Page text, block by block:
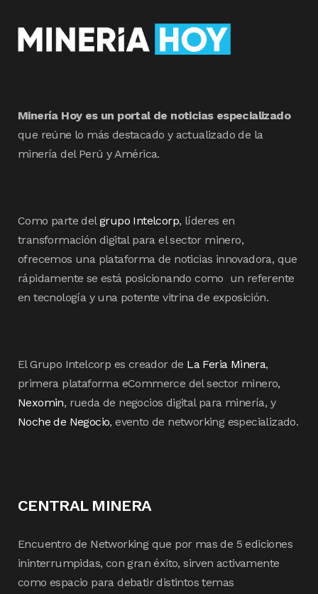
Minería Hoy es un portal de noticias especializado
que reúne lo más destacado y actualizado de la
minería del Perú y América.
Como parte delgrupo Intelcorp, líderes en
transformación digital para el sector minero,
ofrecemos una plataforma de noticias innovadora, que
rápidamente se está posicionando como un referente
en tecnología y una potente vitrina de exposición.
El Grupo Intelcorp es creador de La Feria Minera,
primera plataforma eCommerce del sector minero,
Nexomin, rueda de negocios digital para minería, y
Noche de Negocio, evento de networking especializado.
CENTRAL MINERA
Encuentro de Networking que por mas de 5 ediciones
ininterrumpidas, con gran éxito, sirven activamente
como espacio para debatir distintos temas